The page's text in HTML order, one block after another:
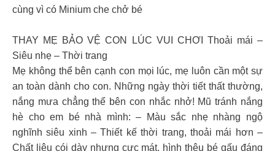
cùng vì có Minium che chở bé
THAY MẸ BẢO VỆ CON LÚC VUI CHƠI Thoải mái –
Siêu nhẹ – Thời trang
Mẹ không thể bên cạnh con mọi lúc, mẹ luôn cần một sự
an toàn dành cho con. Những ngày thời tiết thất thường,
nắng mưa chẳng thể bên con nhắc nhở! Mũ tránh nắng
hè cho em bé nhà mình: – Màu sắc nhẹ nhàng ngộ
nghĩnh siêu xinh – Thiết kế thời trang, thoải mái hơn –
Chất liệu cói dày nhưng cực mát, hình thêu bé gấu đáng